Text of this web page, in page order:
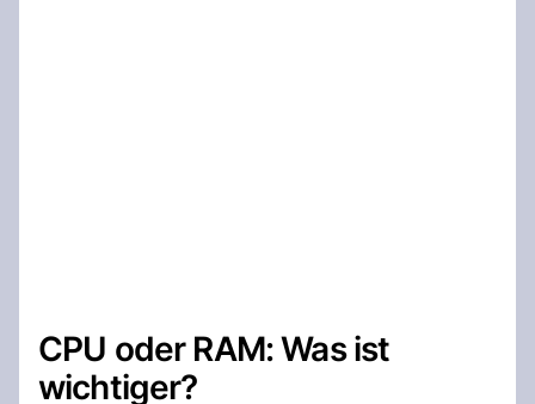
CPU oder RAM: Was ist
wichtiger?